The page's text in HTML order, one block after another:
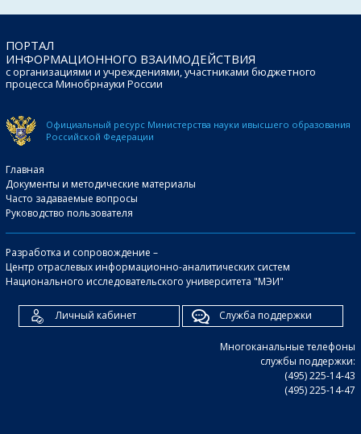
ПОРТАЛ
ИНФОРМАЦИОННОГО ВЗАИМОДЕЙСТВИЯ
с организациями и учреждениями, участниками бюджетного
процесса Минобрнауки России
Официальный ресурс Министерства науки ивысшего образования
Российской Федерации
Главная
Документы и методические материалы
Часто задаваемые вопросы
Руководство пользователя
Разработка и сопровождение –
Центр отраслевых информационно-аналитических систем
Национального исследовательского университета "МЭИ"
Личный кабинет Служба поддержки
Многоканальные телефоны
службы поддержки:
(495) 225-14-43
(495) 225-14-47